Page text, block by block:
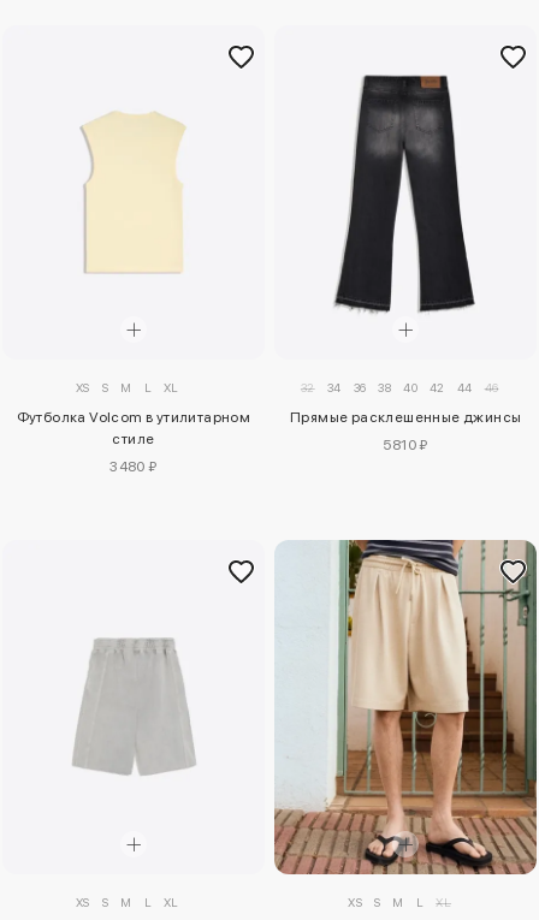
XS S M L XL
Футболка Volcom в утилитарном
стиле
3480 ₽
32 34 36 38 40 42 44 46
Прямые расклешенные джинсы
5810 ₽
XS S M L XL XS S M L XL